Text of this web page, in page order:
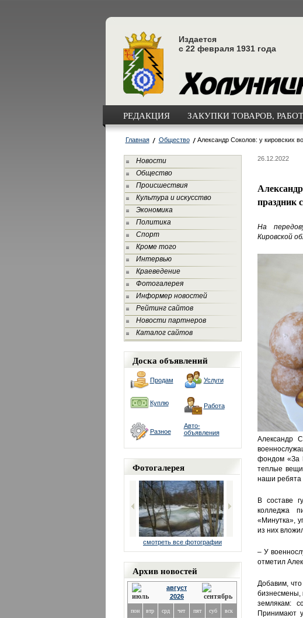
Издается
с 22 февраля 1931 года
РЕДАКЦИЯ ЗАКУПКИ ТОВАРОВ,
Главная Общество Александр Соколов: у кировских
Новости
Общество
Происшествия
Культура и искусство
Экономика
Политика
Спорт
Кроме того
Интервью
Краеведение
Фотогалерея
Информер новостей
Рейтинг сайтов
Новости партнеров
Каталог сайтов
Доска объявлений
Продам Услуги
Куплю Работа
Разное
Авто-
объявления
Фотогалерея
смотреть все фотографии
Архив новостей
август
2026
пон втр срд чет пят суб вск
26.12.2022
праздник
На
Кировской
Александр
фондом «За
теплые
наши ребята
В составе
колледжа
«Минутка»,
из них
– У
отметил
Добавим,
бизнесмены,
землякам:
Принимают